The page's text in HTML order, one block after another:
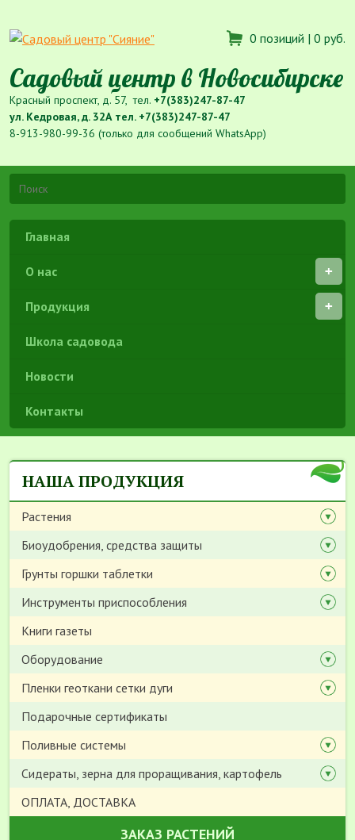
0 позиций | 0 руб.
Садовый центр в Новосибирске
Красный проспект, д. 57, тел. +7(383)247-87-47
ул. Кедровая, д. 32А тел. +7(383)247-87-47
8-913-980-99-36 (только для сообщений WhatsApp)
Главная
О нас
Продукция
Школа садовода
Новости
Контакты
НАША ПРОДУКЦИЯ
Растения
Биоудобрения, средства защиты
Грунты горшки таблетки
Инструменты приспособления
Книги газеты
Оборудование
Пленки геоткани сетки дуги
Подарочные сертификаты
Поливные системы
Сидераты, зерна для проращивания, картофель
ОПЛАТА, ДОСТАВКА
ЗАКАЗ РАСТЕНИЙ